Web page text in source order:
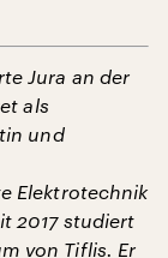
Jura an der
als
und
Elektrotechnik
2017 studiert
von Tiflis. Er